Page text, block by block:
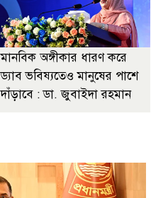
মানবিক অঙ্গীকার ধারণ করে
ড্যাব ভবিষ্যতেও মানুষের পাশে
দাঁড়াবে : ডা. জুবাইদা রহমান